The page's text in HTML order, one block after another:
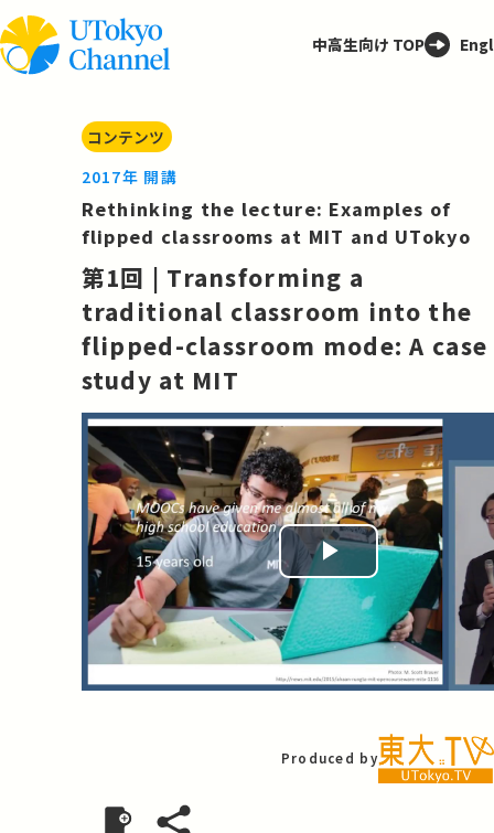
中高生向け TOP
コンテンツ
2017年 開講
Rethinking the lecture: Examples of
flipped classrooms at MIT and UTokyo
第1回 | Transforming a
traditional classroom into the
flipped-classroom mode: A case
study at MIT
Play
Video
Produced by